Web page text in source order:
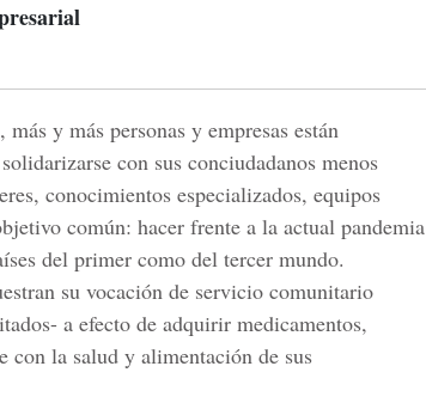
y más personas y empresas están
con sus conciudadanos menos
conocimientos especializados, equipos
común: hacer frente a la actual pandemia
del primer como del tercer mundo.
su vocación de servicio comunitario
a efecto de adquirir medicamentos,
con la salud y alimentación de sus